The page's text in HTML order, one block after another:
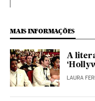
MAIS INFORMAÇÕES
A
LAURA